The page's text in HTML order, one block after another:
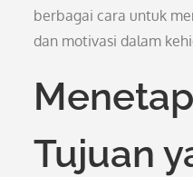
berbagai cara untuk
dan motivasi dalam
Tujuan